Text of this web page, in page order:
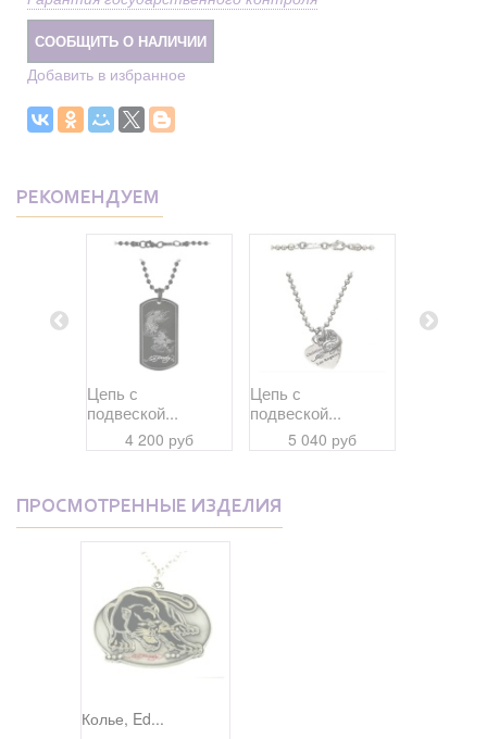
СООБЩИТЬ О НАЛИЧИИ
Добавить в избранное
РЕКОМЕНДУЕМ
Цепь с
подвеской...
4 200 руб
Цепь с
подвеской...
5 040 руб
ПРОСМОТРЕННЫЕ ИЗДЕЛИЯ
Колье, Ed...